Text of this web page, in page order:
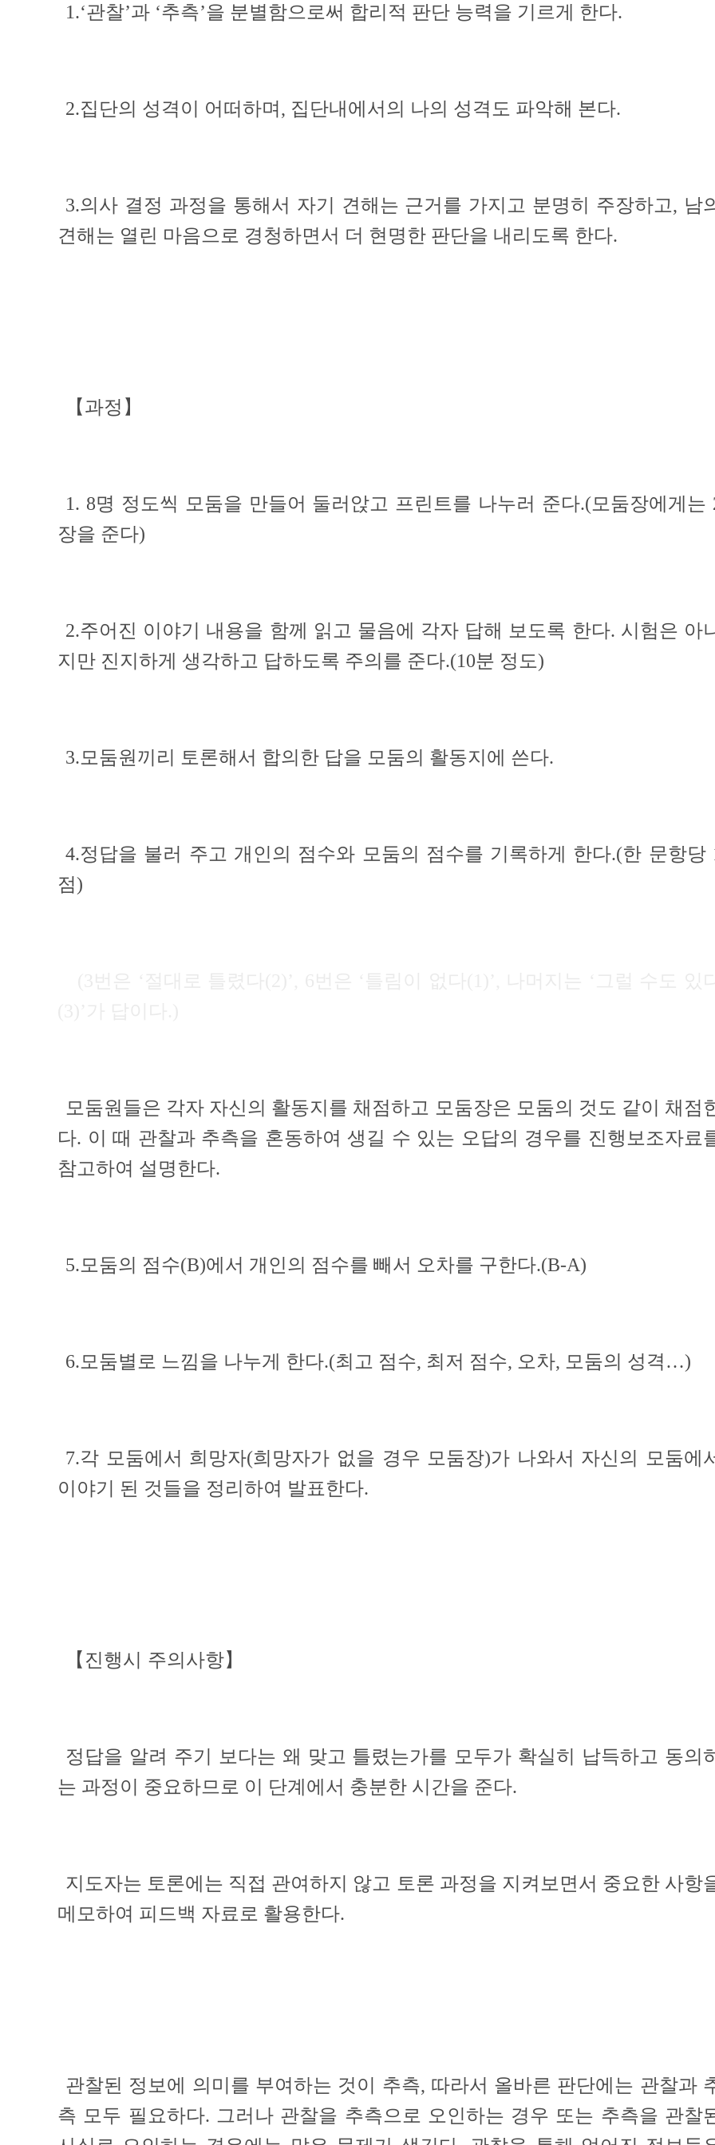
1.‘관찰’과 ‘추측’을 분별함으로써 합리적 판단 능력을 기르게 한다.
2.집단의 성격이 어떠하며, 집단내에서의 나의 성격도 파악해 본다.
3.의사 결정 과정을 통해서 자기 견해는 근거를 가지고 분명히 주장하고, 남
견해는 열린 마음으로 경청하면서 더 현명한 판단을 내리도록 한다.
【과정】
1. 8명 정도씩 모둠을 만들어 둘러앉고 프린트를 나누러 준다.(모둠장에게는
장을 준다)
2.주어진 이야기 내용을 함께 읽고 물음에 각자 답해 보도록 한다. 시험은 아
지만 진지하게 생각하고 답하도록 주의를 준다.(10분 정도)
3.모둠원끼리 토론해서 합의한 답을 모둠의 활동지에 쓴다.
4.정답을 불러 주고 개인의 점수와 모둠의 점수를 기록하게 한다.(한 문항당
점)
모둠원들은 각자 자신의 활동지를 채점하고 모둠장은 모둠의 것도 같이 채점
다. 이 때 관찰과 추측을 혼동하여 생길 수 있는 오답의 경우를 진행보조자료
참고하여 설명한다.
5.모둠의 점수(B)에서 개인의 점수를 빼서 오차를 구한다.(B-A)
6.모둠별로 느낌을 나누게 한다.(최고 점수, 최저 점수, 오차, 모둠의 성격…)
7.각 모둠에서 희망자(희망자가 없을 경우 모둠장)가 나와서 자신의 모둠에
이야기 된 것들을 정리하여 발표한다.
【진행시 주의사항】
정답을 알려 주기 보다는 왜 맞고 틀렸는가를 모두가 확실히 납득하고 동의
는 과정이 중요하므로 이 단계에서 충분한 시간을 준다.
지도자는 토론에는 직접 관여하지 않고 토론 과정을 지켜보면서 중요한 사항
메모하여 피드백 자료로 활용한다.
관찰된 정보에 의미를 부여하는 것이 추측, 따라서 올바른 판단에는 관찰과
측 모두 필요하다. 그러나 관찰을 추측으로 오인하는 경우 또는 추측을 관찰